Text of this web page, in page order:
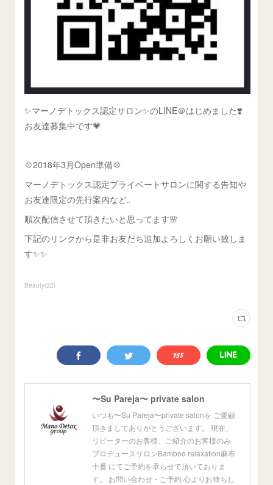
✨マーノデトックス認定サロン✨のLINE＠はじめました❣️
お友達募集中です💗
💠2018年3月Open準備💠
マーノデトックス認定プライベートサロンに関する告知や
お友達限定の先行案内など‥
順次配信させて頂きたいと思ってます🌸
下記のリンクから是非お友だち追加よろしくお願い致しま
す✨✨
Beauty(22)
〜Su Pareja〜 private salon
いつも〜Su Pareja〜private salonを ご愛顧
頂きましてありがとうございます。 現在、
リピーターのお客様、ご紹介のお客様のみ
プロデュースサロンBamboo relaxation麻布
十番 にてご予約を承らせて頂いておりま
す。 お問い合わせ・ご予約 心よりお待ちし